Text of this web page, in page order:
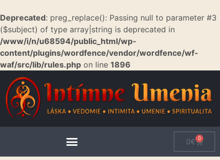
Deprecated: preg_replace(): Passing null to parameter #3
($subject) of type array|string is deprecated in
/www/i/n/u68594/public_html/wp-
content/plugins/wordfence/vendor/wordfence/wf-
waf/src/lib/rules.php on line 1896
0€ 0